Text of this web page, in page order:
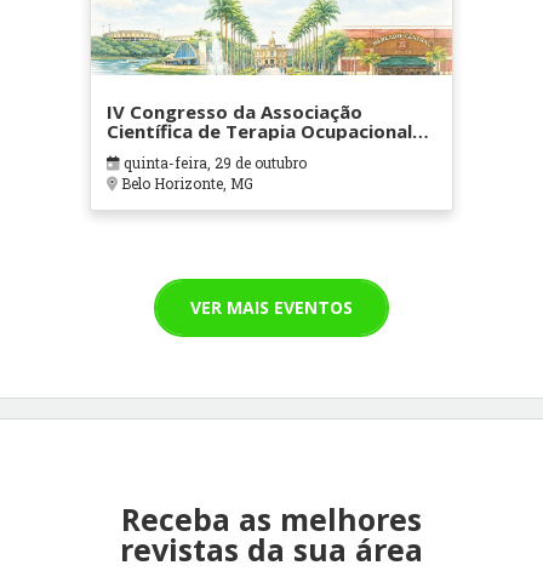
IV Congresso da Associação
Científica de Terapia Ocupacional
em Contextos Hospitalares e
Cuidados Paliativos - ATOHOSP
quinta-feira, 29 de outubro
Belo Horizonte, MG
VER MAIS EVENTOS
Receba as melhores
revistas da sua área